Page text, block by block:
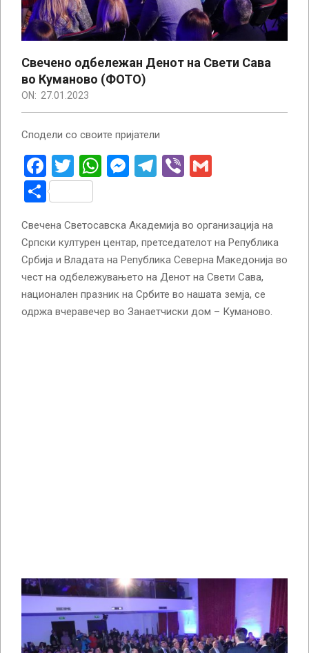
Свечено одбележан Денот на Свети Сава
во Куманово (ФОТО)
ON: 27.01.2023
Сподели со своите пријатели
Facebook
Twitter
WhatsApp
Messenger
Telegram
Viber
Share
Свечена Светосавска Академија во организација на
Српски културен центар, претседателот на Република
Србија и Владата на Република Северна Македонија во
чест на одбележувањето на Денот на Свети Сава,
национален празник на Србите во нашата земја, се
одржа вчеравечер во Занаетчиски дом – Куманово.